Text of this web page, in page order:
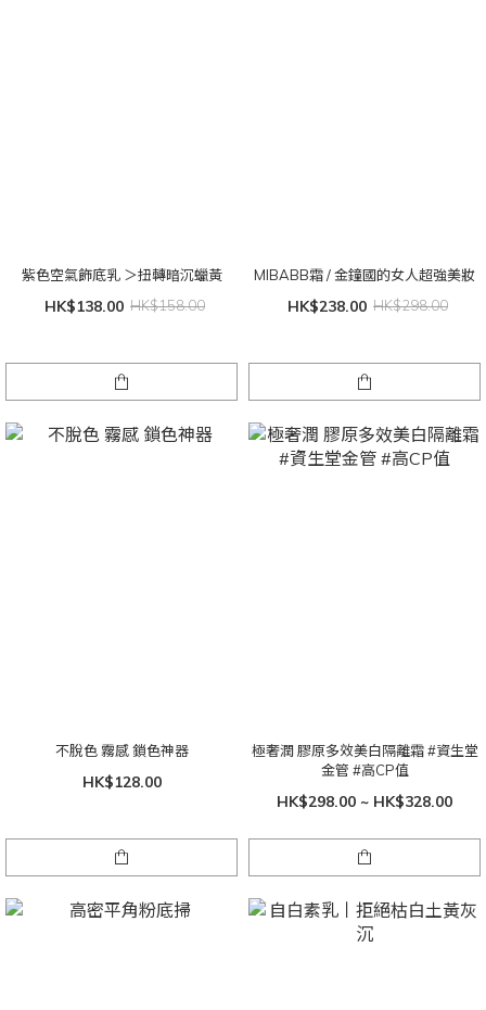
紫色空氣飾底乳 ＞扭轉暗沉蠟黃
HK$138.00 HK$158.00
MIBABB霜 / 金鐘國的女人超強美妝
HK$238.00 HK$298.00
不脫色 霧感 鎖色神器
HK$128.00
極奢潤 膠原多效美白隔離霜 #資生堂
金管 #高CP值
HK$298.00 ~ HK$328.00